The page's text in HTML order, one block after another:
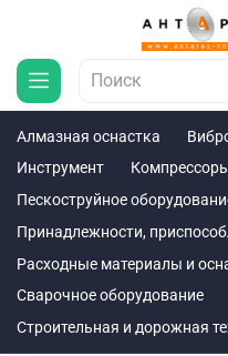
Алмазная оснастка
Инструмент
Пескоструйное
Принадлежности,
Расходные материалы и
Сварочное оборудование
Строительная и дорожная